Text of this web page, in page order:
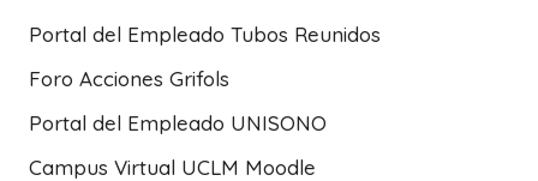
Portal del Empleado Tubos Reunidos
Foro Acciones Grifols
Portal del Empleado UNISONO
Campus Virtual UCLM Moodle